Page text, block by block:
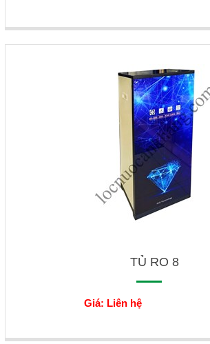
TỦ RO 8
Giá: Liên hệ